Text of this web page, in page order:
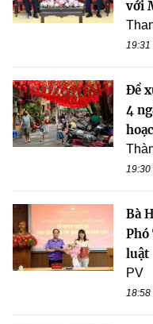
với
Đề
4
Bà
Phó
luật
PV